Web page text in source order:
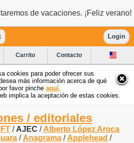
de vacaciones. ¡Feliz verano!
Login
Carrito Contacto
cookies para poder ofrecer sus
más información acerca de qué
favor pinche aquí
implica la aceptación de estas cookies.
/ editoriales
/ AJEC / Alberto López Aroca
/ Anagrama / Applehead /